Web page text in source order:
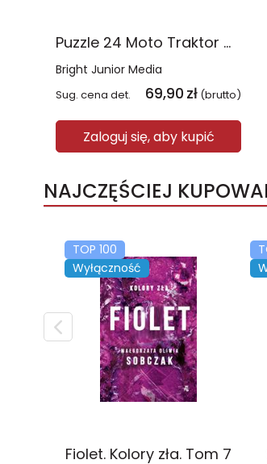
Puzzle 24 Moto Traktor CzuCzu
Bright Junior Media
Sug. cena det. 69,90 zł (brutto)
Zaloguj się, aby kupić
NAJCZĘŚCIEJ
TOP 100
Wyłączność
Fiolet. Kolory zła. Tom 7